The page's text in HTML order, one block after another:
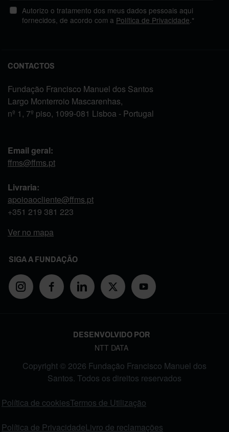
Autorizo o tratamento dos meus dados pessoais aqui
fornecidos, de acordo com a Política de Privacidade .*
CONTACTOS
Fundação Francisco Manuel dos Santos
Largo Monterroio Mascarenhas,
nº 1, 7º piso, 1099-081 Lisboa - Portugal
Email geral:
ffms@ffms.pt
Livraria:
apoioaocliente@ffms.pt
+351 219 381 223
Ver no mapa
SIGA A FUNDAÇÃO
DESENVOLVIDO POR
NTT DATA
Copyright © 2026 Fundação Francisco Manuel dos
Santos. Todos os direitos reservados
Política de cookiesTermos de Utilização
Política de PrivacidadeLivro de reclamações